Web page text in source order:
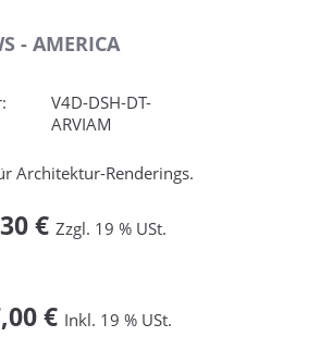
- AMERICA
V4D-DSH-DT-
ARVIAM
Architektur-Renderings.
€ Zzgl. 19 % USt.
€ Inkl. 19 % USt.